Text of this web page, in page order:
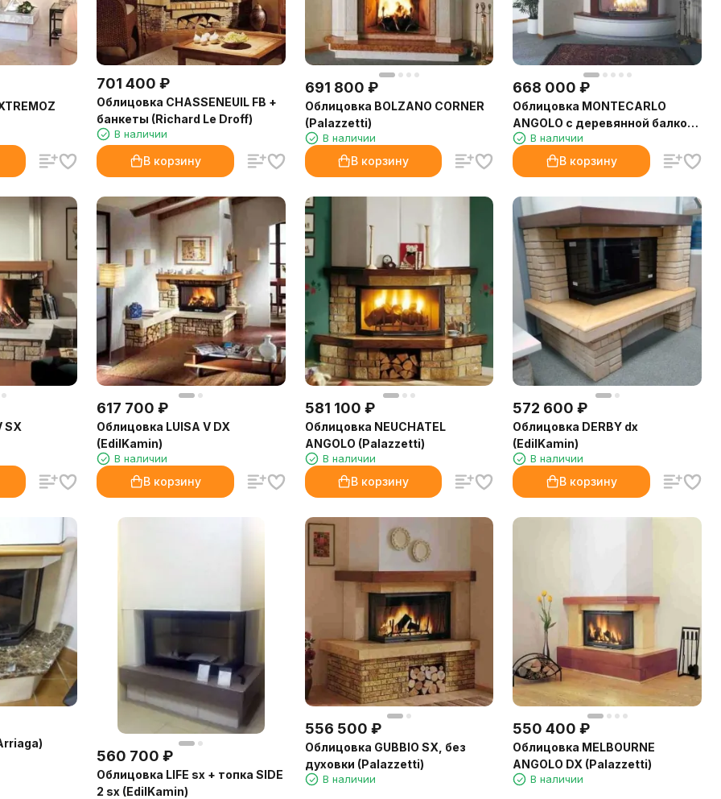
701 400 ₽
Облицовка CHASSENEUIL FB +
банкеты (Richard Le Droff)
В наличии
В корзину
691 800 ₽
Облицовка BOLZANO CORNER
(Palazzetti)
В наличии
В корзину
668 000 ₽
Облицовка MONTECARLO
ANGOLO с деревянной балкой
(Palazzetti)
В наличии
В корзину
SX
617 700 ₽
Облицовка LUISA V DX
(EdilKamin)
В наличии
В корзину
581 100 ₽
Облицовка NEUCHATEL
ANGOLO (Palazzetti)
В наличии
В корзину
572 600 ₽
Облицовка DERBY dx
(EdilKamin)
В наличии
В корзину
560 700 ₽
Облицовка LIFE sx + топка SIDE
2 sx (EdilKamin)
556 500 ₽
Облицовка GUBBIO SX, без
духовки (Palazzetti)
В наличии
550 400 ₽
Облицовка MELBOURNE
ANGOLO DX (Palazzetti)
В наличии